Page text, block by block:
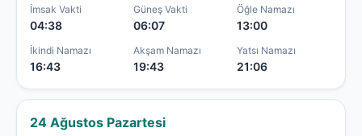
İmsak Vakti
04:38
Güneş Vakti
06:07
Öğle Namazı
13:00
İkindi Namazı
16:43
Akşam Namazı
19:43
Yatsı Namazı
21:06
24 Ağustos Pazartesi